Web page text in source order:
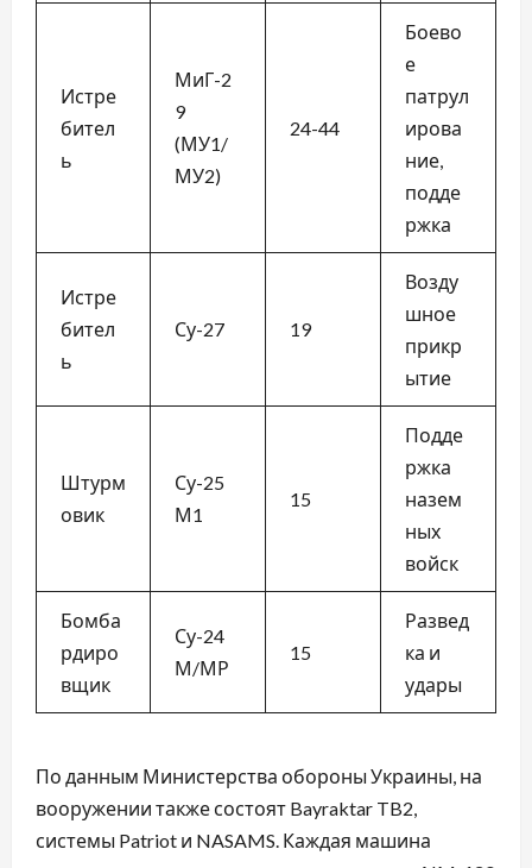
Истре
бител
ь
МиГ-2
9
(МУ1/
МУ2)
24-44
Боево
е
патрул
ирова
ние,
подде
ржка
Истре
бител
ь
Су-27 19
Возду
шное
прикр
ытие
Штурм
овик
Су-25
М1
15
Подде
ржка
назем
ных
войск
Бомба
рдиро
вщик
Су-24
М/МР
15
Развед
ка и
удары
По данным Министерства обороны Украины, на
вооружении также состоят Bayraktar TB2,
системы Patriot и NASAMS. Каждая машина